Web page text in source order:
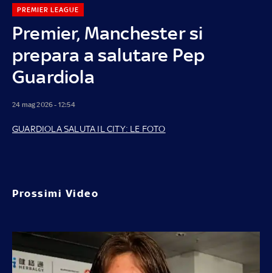
Premier, Manchester si
prepara a salutare Pep
Guardiola
PREMIER LEAGUE
24 mag 2026 - 12:54
GUARDIOLA SALUTA IL CITY: LE FOTO
Prossimi Video